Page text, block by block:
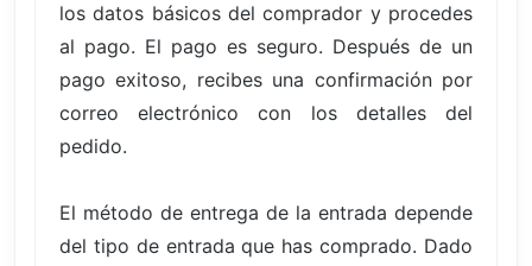
los datos básicos del comprador y procedes
al pago. El pago es seguro. Después de un
pago exitoso, recibes una confirmación por
correo electrónico con los detalles del
pedido.
El método de entrega de la entrada depende
del tipo de entrada que has comprado. Dado